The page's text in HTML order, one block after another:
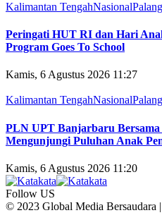
Kalimantan TengahNasional
Peringati HUT RI dan Hari
Program Goes To School
Kamis, 6 Agustus 2026 11:27
Kalimantan TengahNasional
PLN UPT Banjarbaru
Mengunjungi Puluhan Anak
Kamis, 6 Agustus 2026 11:20
Follow US
© 2023 Global Media Bersaudara |